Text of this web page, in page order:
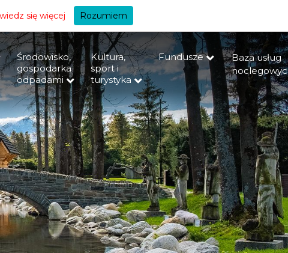
+A
Środowisko,
gospodarka
odpadami
Kultura,
sport i
turystyka
Fundusze
Baza usług
się więcej Rozumiem